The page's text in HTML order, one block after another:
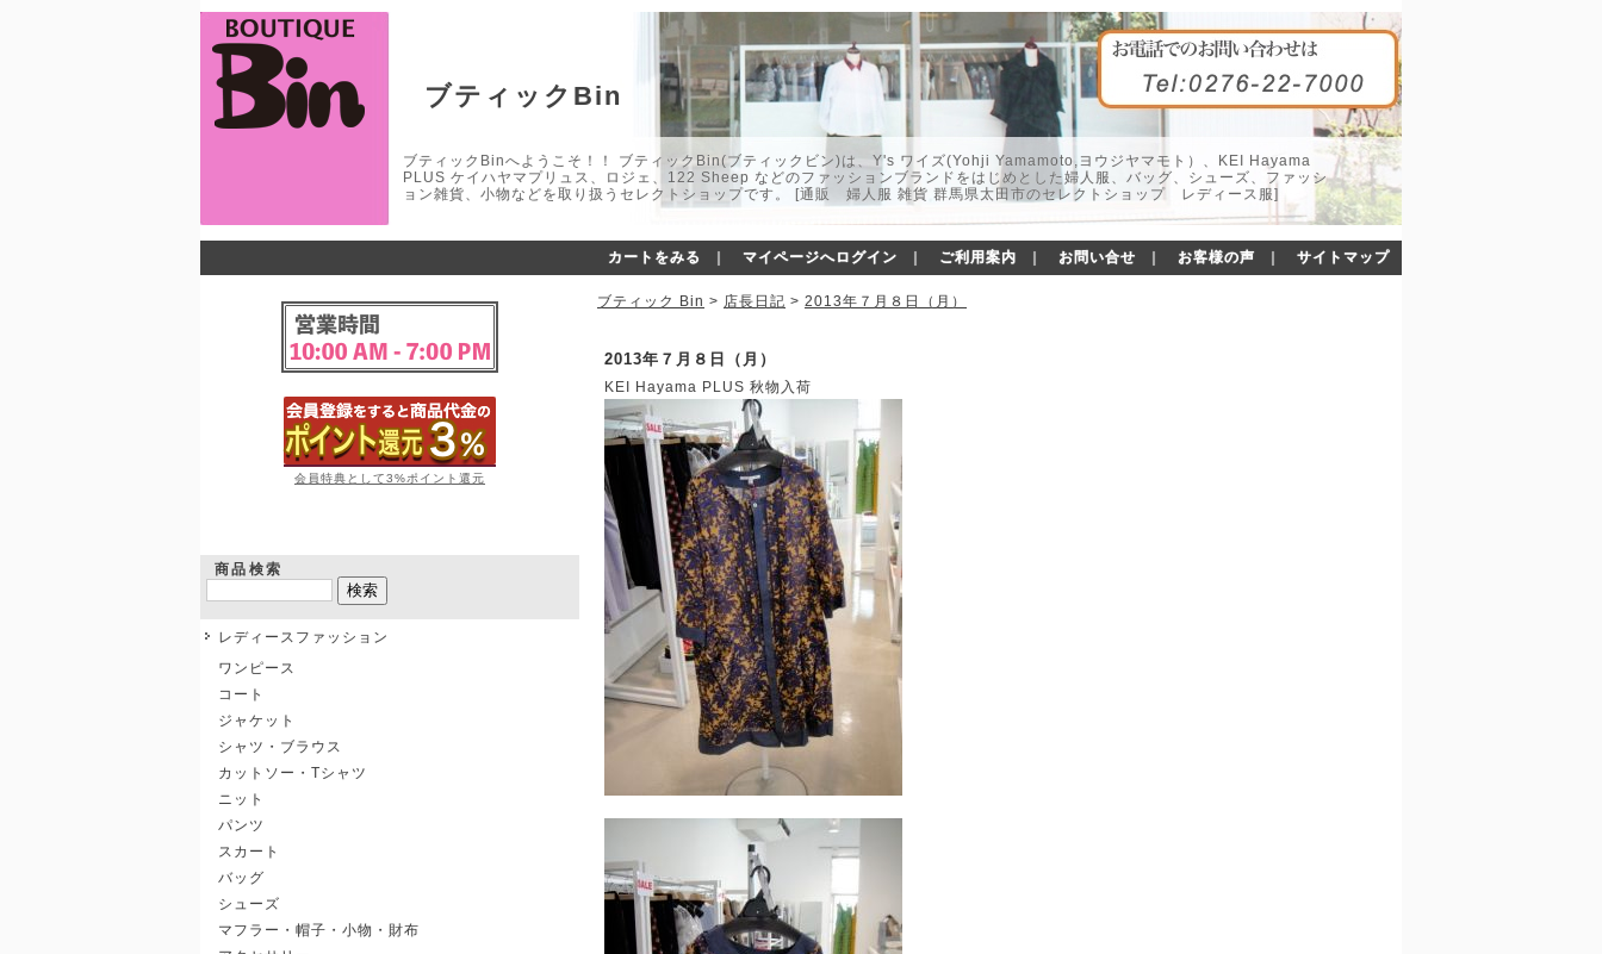
ブティックBin
ブティックBinへようこそ！！ ブティックBin(ブティックビン)は、Y's ワイズ(Yohji Yamamoto,ヨウジヤマモト）、KEI Hayama
PLUS ケイハヤマプリュス、ロジェ、122 Sheep などのファッションブランドをはじめとした婦人服、バッグ、シューズ、ファッシ
ョン雑貨、小物などを取り扱うセレクトショップです。 [通販 婦人服 雑貨 群馬県太田市のセレクトショップ レディース服]
カートをみる マイページへログイン ご利用案内 お問い合せ お客様の声 サイトマップ
会員特典として3%ポイント還元
商品検索
レディースファッション
ワンピース
コート
ジャケット
シャツ・ブラウス
カットソー・Tシャツ
ニット
パンツ
スカート
バッグ
シューズ
マフラー・帽子・小物・財布
ブティック Bin > 店長日記 > 2013年７月８日（月）
2013年７月８日（月）
KEI Hayama PLUS 秋物入荷